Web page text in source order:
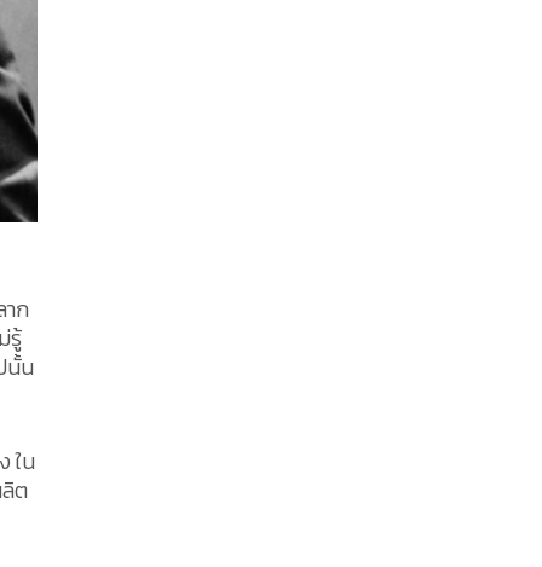
าก
รู้
นั้น
ใน
ต